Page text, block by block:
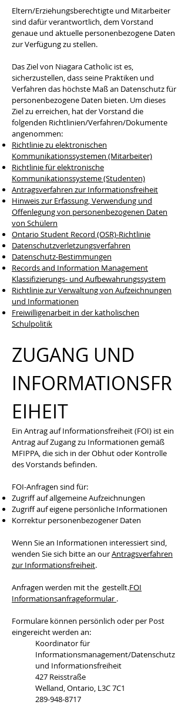
Eltern/Erziehungsberechtigte und Mitarbeiter
sind dafür verantwortlich, dem Vorstand
genaue und aktuelle personenbezogene Daten
zur Verfügung zu stellen.
Das Ziel von Niagara Catholic ist es,
sicherzustellen, dass seine Praktiken und
Verfahren das höchste Maß an Datenschutz für
personenbezogene Daten bieten. Um dieses
Ziel zu erreichen, hat der Vorstand die
folgenden Richtlinien/Verfahren/Dokumente
angenommen:
Richtlinie zu elektronischen
Kommunikationssystemen (Mitarbeiter)
Richtlinie für elektronische
Kommunikationssysteme (Studenten)
Antragsverfahren zur Informationsfreiheit
Hinweis zur Erfassung, Verwendung und
Offenlegung von personenbezogenen Daten
von Schülern
Ontario Student Record (OSR)-Richtlinie
Datenschutzverletzungsverfahren
Datenschutz-Bestimmungen
Records and Information Management
Klassifizierungs- und Aufbewahrungssystem
Richtlinie zur Verwaltung von Aufzeichnungen
und Informationen
Freiwilligenarbeit in der katholischen
Schulpolitik
ZUGANG UND
INFORMATIONSFR
EIHEIT
Ein Antrag auf Informationsfreiheit (FOI) ist ein
Antrag auf Zugang zu Informationen gemäß
MFIPPA, die sich in der Obhut oder Kontrolle
des Vorstands befinden.
FOI-Anfragen sind für:
Zugriff auf allgemeine Aufzeichnungen
Zugriff auf eigene persönliche Informationen
Korrektur personenbezogener Daten
Wenn Sie an Informationen interessiert sind,
wenden Sie sich bitte an ourAntragsverfahren
zur Informationsfreiheit.
Anfragen werden mit the gestellt.FOI
Informationsanfrageformular .
Formulare können persönlich oder per Post
eingereicht werden an:
Koordinator für
Informationsmanagement/Datenschutz
und Informationsfreiheit
427 Reisstraße
Welland, Ontario, L3C 7C1
289-948-8717